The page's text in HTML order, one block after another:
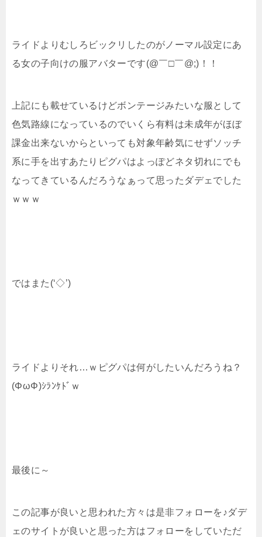
ライドよりむしろビックリしたのがノーマル設定にあ
る女の子向けの服アバターです(@￣□￣@;)！！
上記にも載せているけどボンテージみたいな服として
色気路線になっているのでいくら有料は未成年がほぼ
課金出来ないからといっても対象年齢気にせずソッチ
系に手を出すあたりピグパはよっぽどネタ切れにでも
なってきているんだろうなぁって思ったダデェでした
ｗｗｗ
ではまた(‘◇’)ゞ
ライドよりそれ…ｗピグパは何がしたいんだろうね？
(ΦωΦ)ｼﾗﾝｹﾄﾞｗ
最後に～
この記事が良いと思われた方々は是非フォローを♪ダデ
ェのサイトが良いと思った方はフォローをしていただ